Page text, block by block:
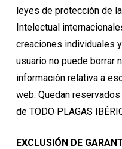
leyes de protección de
Intelectual
creaciones individuales
usuario no puede borrar
información relativa a
web. Quedan
de TODO PLAGAS
EXCLUSIÓN DE